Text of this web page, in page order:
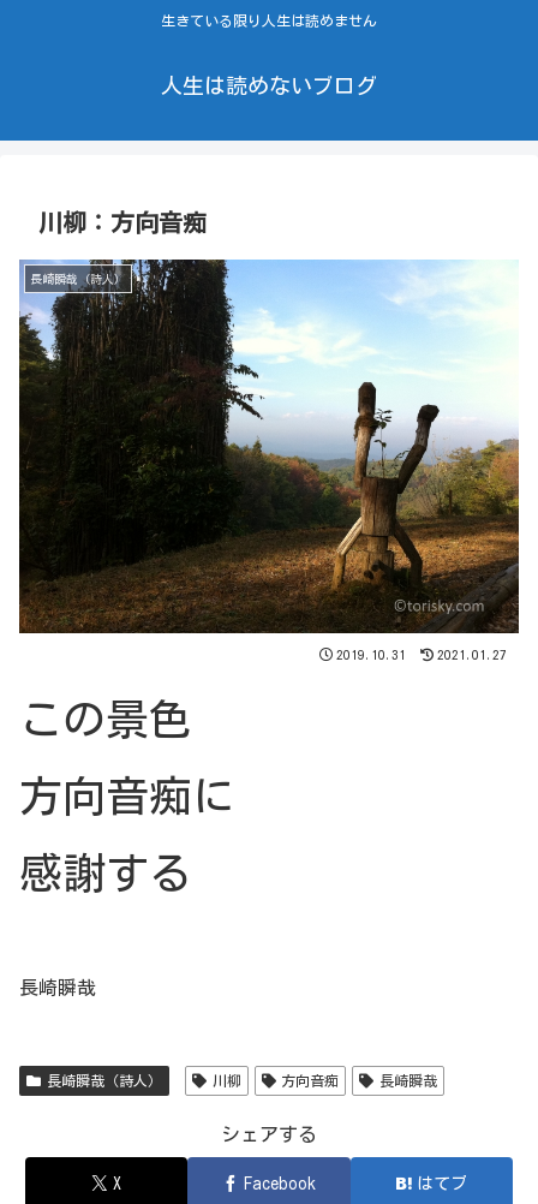
生きている限り人生は読めません
人生は読めないブログ
川柳：方向音痴
長崎瞬哉（詩人）
2019.10.31 2021.01.27
この景色
方向音痴に
感謝する
長崎瞬哉
長崎瞬哉（詩人） 川柳 方向音痴 長崎瞬哉
シェアする
X Facebook はてブ